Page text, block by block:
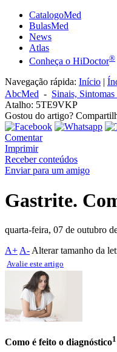
CatalogoMed
BulasMed
News
Atlas
Conheça o HiDoctor®
Navegação rápida: Início |
AbcMed - Sinais,
Atalho: 5TE9VKP
Gostou do artigo?
Comentar
Imprimir
Receber conteúdos
Enviar para um amigo
Gastrite.
quarta-feira, 07 de outubro
A+ A- Alterar tamanho da
Avalie este artigo
Como é feito o diagnóstico1